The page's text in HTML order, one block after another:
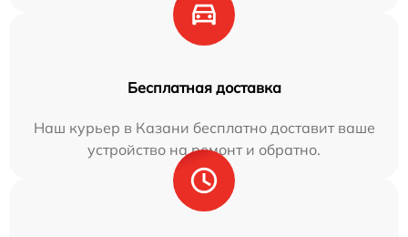
Бесплатная доставка
Наш курьер в Казани бесплатно доставит ваше
устройство на ремонт и обратно.